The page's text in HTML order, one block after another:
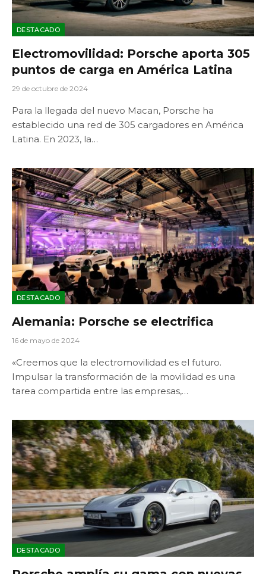
DESTACADO
Electromovilidad: Porsche aporta 305
puntos de carga en América Latina
29 de octubre de 2024
Para la llegada del nuevo Macan, Porsche ha
establecido una red de 305 cargadores en América
Latina. En 2023, la…
DESTACADO
Alemania: Porsche se electrifica
16 de mayo de 2024
«Creemos que la electromovilidad es el futuro.
Impulsar la transformación de la movilidad es una
tarea compartida entre las empresas,…
DESTACADO